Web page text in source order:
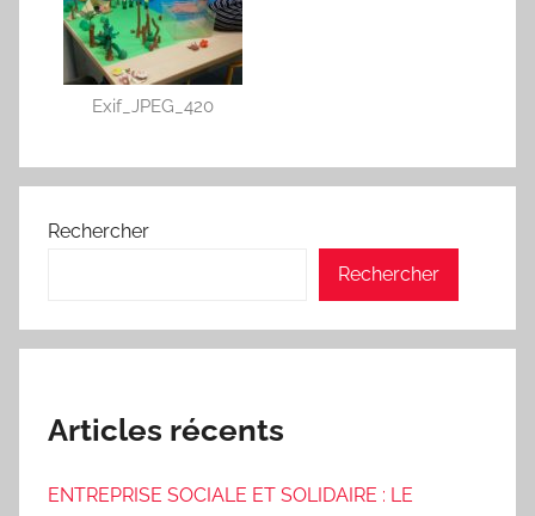
Exif_JPEG_420
Rechercher
Rechercher
Articles récents
ENTREPRISE SOCIALE ET SOLIDAIRE : LE